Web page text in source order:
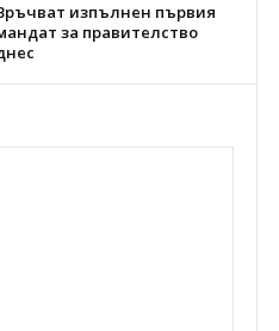
изпълнен първия
за правителство